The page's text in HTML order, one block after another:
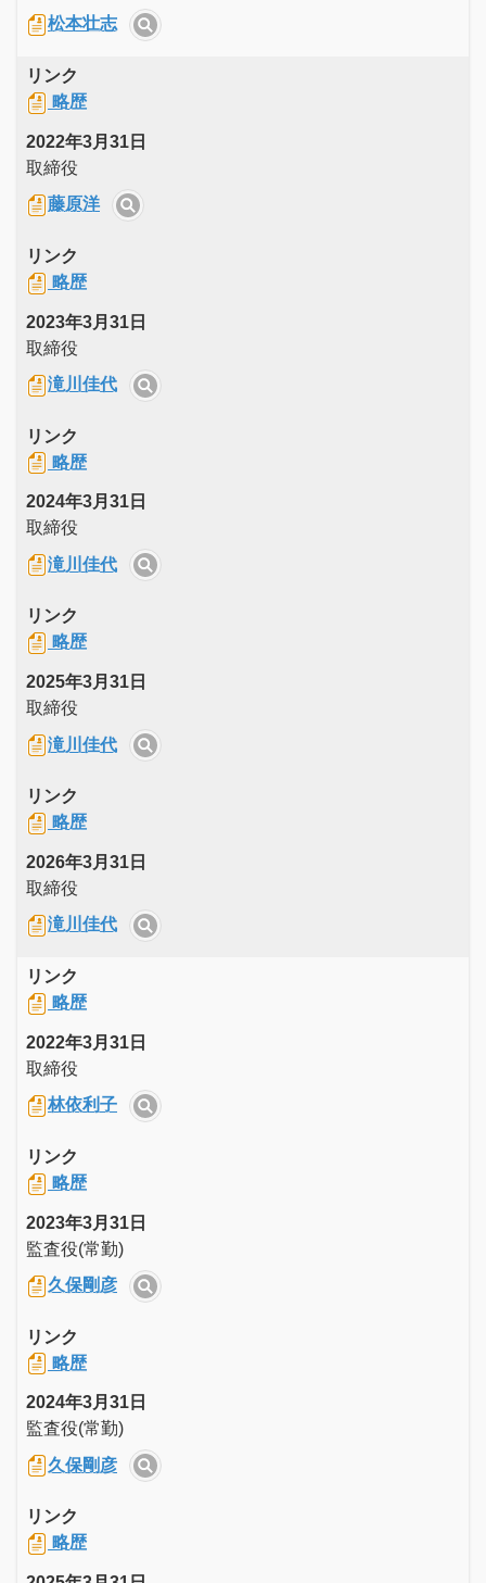
松本壮志
リンク
略歴
2022年3月31日
取締役
藤原洋
リンク
略歴
2023年3月31日
取締役
滝川佳代
リンク
略歴
2024年3月31日
取締役
滝川佳代
リンク
略歴
2025年3月31日
取締役
滝川佳代
リンク
略歴
2026年3月31日
取締役
滝川佳代
リンク
略歴
2022年3月31日
取締役
林依利子
リンク
略歴
2023年3月31日
監査役(常勤)
久保剛彦
リンク
略歴
2024年3月31日
監査役(常勤)
久保剛彦
リンク
略歴